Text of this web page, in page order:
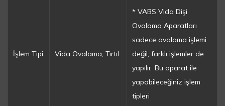
İşlem Tipi Vida Ovalama, Tırtıl
* VABS Vida Dişi
Ovalama Aparatları
sadece ovalama işlemi
değil, farklı işlemler de
yapılır. Bu aparat ile
yapabileceğiniz işlem
tipleri